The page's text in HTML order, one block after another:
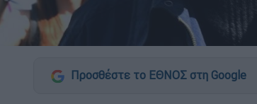
Προσθέστε το ΕΘΝΟΣ στη Google